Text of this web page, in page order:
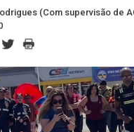
(Com supervisão de